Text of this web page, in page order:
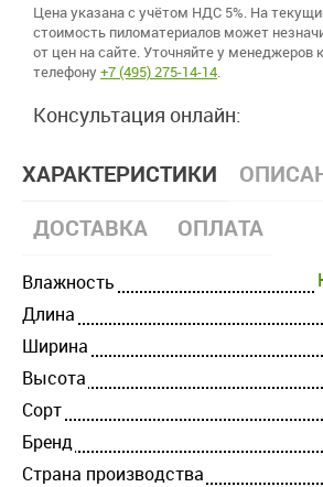
Цена указана с учётом НДС 5%. На
стоимость пиломатериалов может
от цен на сайте. Уточняйте у менеджеров
телефону+7 (495) 275-14-14.
Консультация онлайн:
ХАРАКТЕРИСТИКИ
ДОСТАВКА
ОПЛАТА
Влажность
Длина
Ширина
Высота
Cорт
Бренд
Страна производства